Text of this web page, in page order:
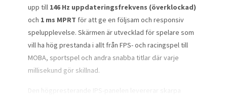
upp till 146 Hz uppdateringsfrekvens (överklockad)
och 1 ms MPRT för att ge en följsam och responsiv
spelupplevelse. Skärmen är utvecklad för spelare som
vill ha hög prestanda i allt från FPS- och racingspel till
MOBA, sportspel och andra snabba titlar där varje
millisekund gör skillnad.
Den högpresterande IPS-panelen levererar skarpa